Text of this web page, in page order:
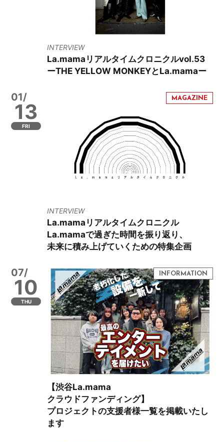
INTERVIEW
La.mamaリアルタイムクロニクルvol.53
ーTHE YELLOW MONKEYとLa.mamaー
01/
13
FRI
INTERVIEW
La.mamaリアルタイムクロニクル
La.mamaで過ぎた時間を振り返り、
未来に積み上げていくための特集企画
07/
10
THU
【渋谷La.mama
クラウドファンディング】
プロジェクトの支援者様一覧を掲載いたし
ます